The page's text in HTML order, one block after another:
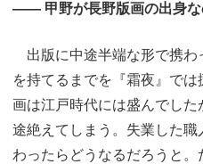
―― 甲野が長野版画の出身な
出版に中途半端な形で携わ
を持てるまでを『霜夜』で
画は江戸時代には盛んでした
途絶えてしまう。失業した
わったらどうなるだろうと